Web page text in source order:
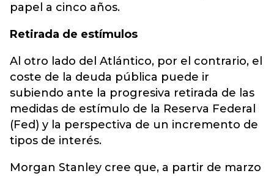
papel a cinco años.
Retirada de estímulos
Al otro lado del Atlántico, por el contrario, el
coste de la deuda pública puede ir
subiendo ante la progresiva retirada de las
medidas de estímulo de la Reserva Federal
(Fed) y la perspectiva de un incremento de
tipos de interés.
Morgan Stanley cree que, a partir de marzo